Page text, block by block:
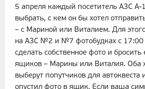
5 апреля каждый посетитель АЗС А-
выбрать, с кем он бы хотел
– с Мариной или Виталием. Для
на АЗС №2 и №7 фотобудках с 17:00
сделать собственное фото и бросить
ящиков – Марины или Виталия. Оба
выберут попутчиков для автоквеста
опустил фото в ящик. Если ваша